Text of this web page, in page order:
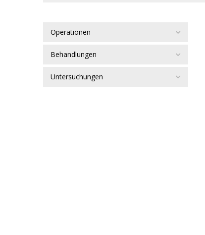
Operationen
Behandlungen
Untersuchungen